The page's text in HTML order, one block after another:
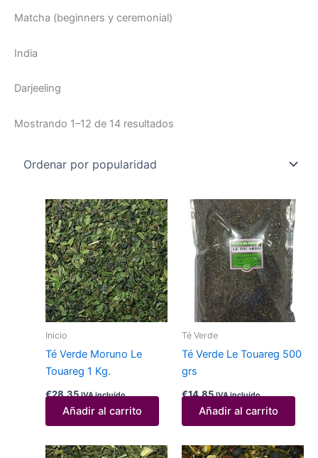
Matcha (beginners y ceremonial)
India
Darjeeling
Mostrando 1–12 de 14 resultados
Inicio
Té Verde Moruno Le
Touareg 1 Kg.
€28,35 IVA incluído
Añadir al carrito
Té Verde
Té Verde Le Touareg 500
grs
€14,85 IVA incluído
Añadir al carrito